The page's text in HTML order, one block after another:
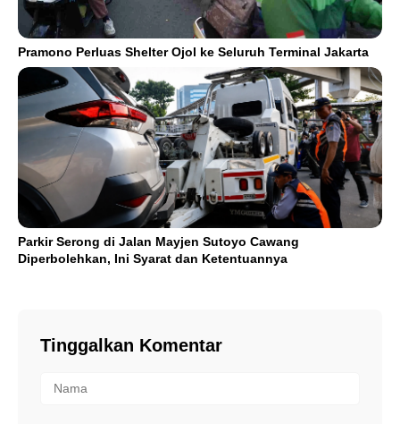
Pramono Perluas Shelter Ojol ke Seluruh Terminal Jakarta
Parkir Serong di Jalan Mayjen Sutoyo Cawang
Diperbolehkan, Ini Syarat dan Ketentuannya
Tinggalkan Komentar